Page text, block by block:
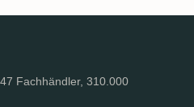
Fachhändler, 310.000